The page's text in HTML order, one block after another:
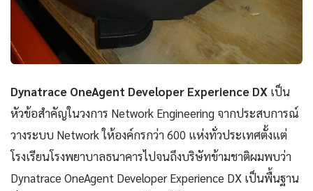
Dynatrace OneAgent Developer Experience DX เป็น
หัวข้อสำคัญในวงการ Network Engineering จากประสบการณ์
วางระบบ Network ให้องค์กรกว่า 600 แห่งทั่วประเทศตั้งแต่
โรงเรียนโรงพยาบาลธนาคารไปจนถึงบริษัทข้ามชาติผมพบว่า
Dynatrace OneAgent Developer Experience DX เป็นพื้นฐาน